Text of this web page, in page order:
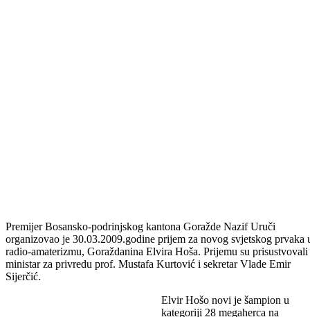
Premijer Bosansko-podrinjskog kantona Goražde Nazif Uruči
organizovao je 30.03.2009.godine prijem za novog svjetskog prvaka
ministar za privredu prof. Mustafa Kurtović i sekretar Vlade Emir